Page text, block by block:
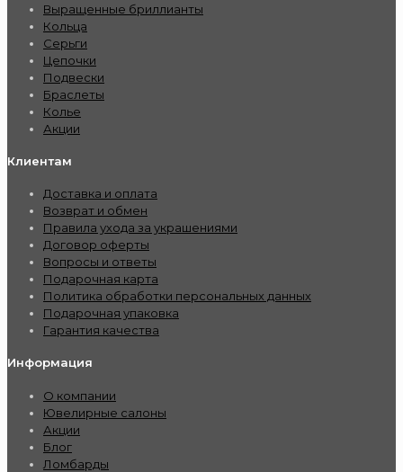
Выращенные бриллианты
Кольца
Серьги
Цепочки
Подвески
Браслеты
Колье
Акции
Клиентам
Доставка и оплата
Возврат и обмен
Правила ухода за украшениями
Договор оферты
Вопросы и ответы
Подарочная карта
Политика обработки персональных данных
Подарочная упаковка
Гарантия качества
Информация
О компании
Ювелирные салоны
Акции
Блог
Ломбарды